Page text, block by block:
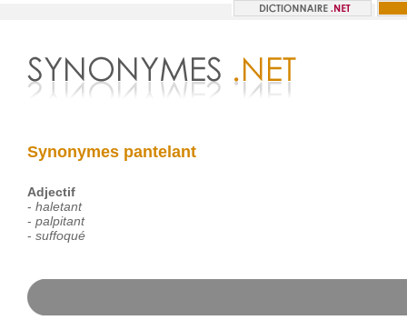
Synonymes pantelant
Adjectif
- haletant
- palpitant
- suffoqué